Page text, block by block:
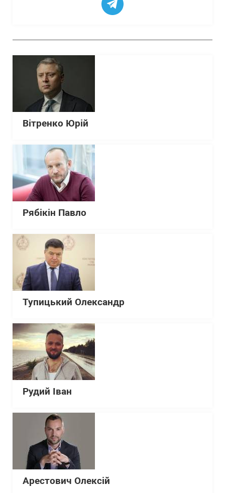
Вітренко Юрій
Рябікін Павло
Тупицький Олександр
Рудий Іван
Арестович Олексій